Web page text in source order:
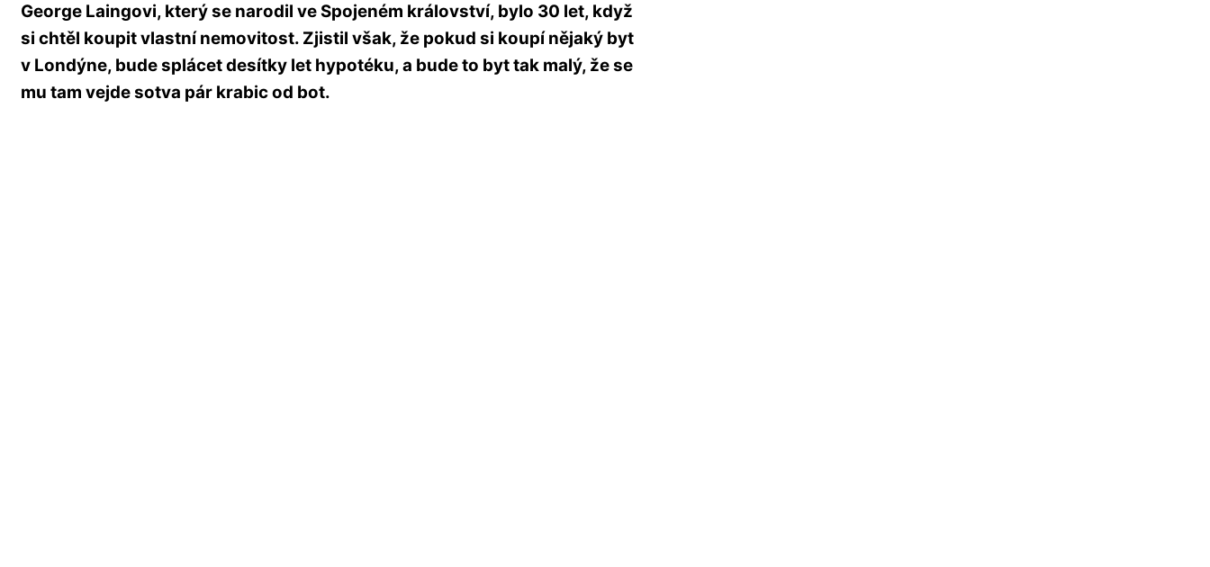
George Laingovi, který se narodil ve Spojeném království, bylo 30 let, když
si chtěl koupit vlastní nemovitost. Zjistil však, že pokud si koupí nějaký byt
v Londýne, bude splácet desítky let hypotéku, a bude to byt tak malý, že se
mu tam vejde sotva pár krabic od bot.